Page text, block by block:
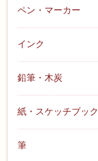
ペン・マーカー
インク
鉛筆・木炭
紙・スケッチブック
筆